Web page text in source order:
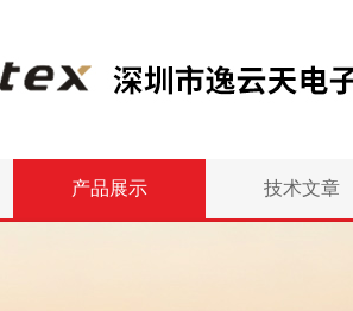
产品展示 技术文章